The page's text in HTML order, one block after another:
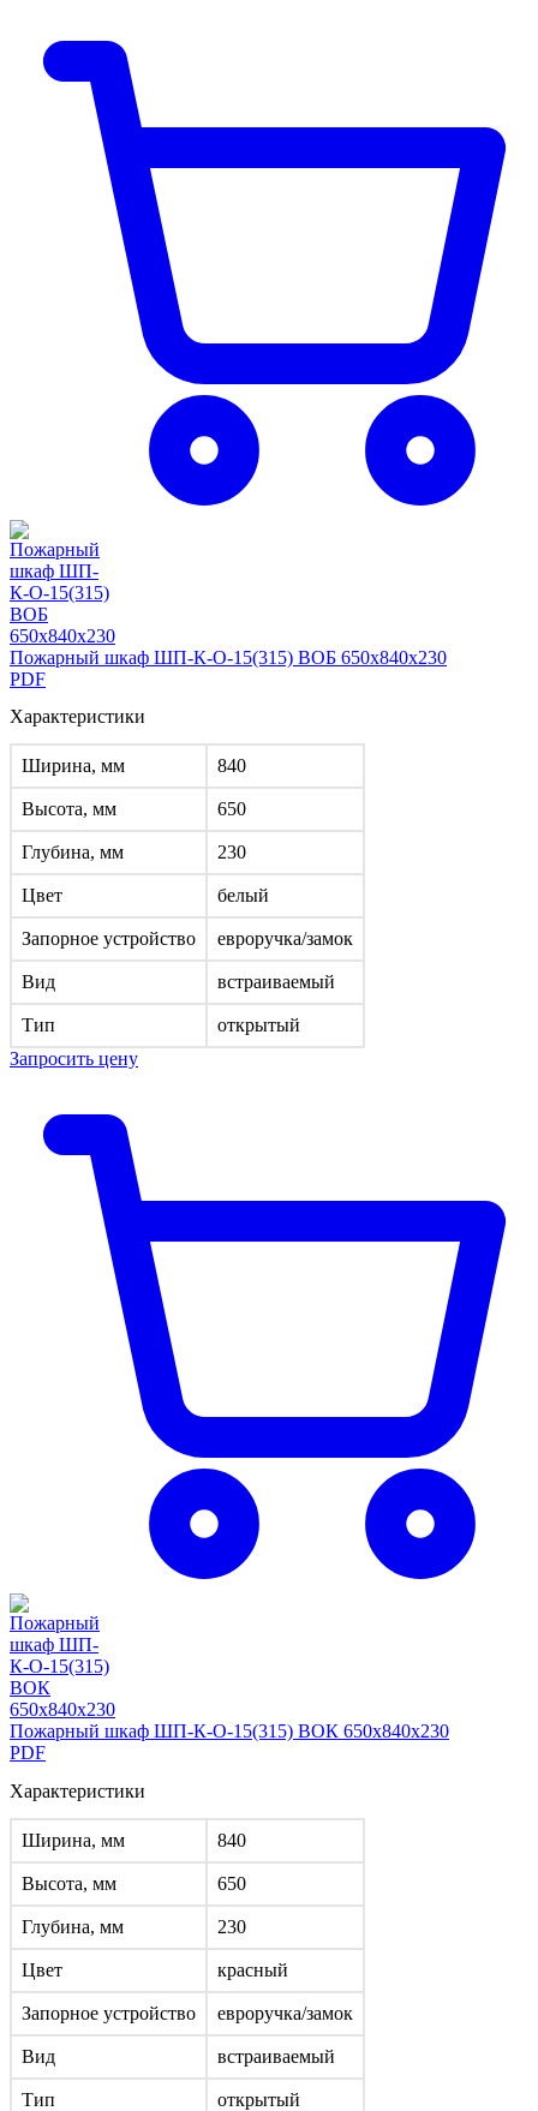
Пожарный шкаф ШП-К-О-15(315) ВОБ 650x840x230
PDF
Характеристики
Ширина, мм 840
Высота, мм 650
Глубина, мм 230
Цвет белый
Запорное устройство евроручка/замок
Вид встраиваемый
Тип
открытый
Запросить цену
Пожарный шкаф ШП-К-О-15(315) ВОК 650x840x230
PDF
Характеристики
Ширина, мм 840
Высота, мм 650
Глубина, мм 230
Цвет красный
Запорное устройство евроручка/замок
Вид встраиваемый
Тип
открытый